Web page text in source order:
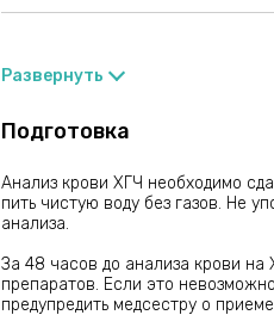
Развернуть
Подготовка
Анализ крови ХГЧ необходимо
пить чистую воду без газов. Не
анализа.
За 48 часов до анализа крови
препаратов. Если это
предупредить медсестру о